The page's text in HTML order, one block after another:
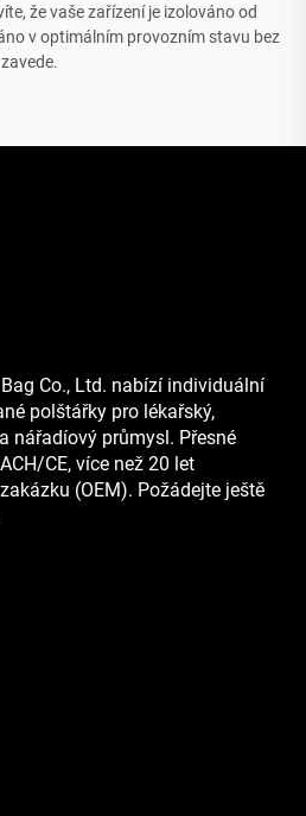
že vaše zařízení je izolováno od
v optimálním provozním stavu bez
Co., Ltd. nabízí individuální
polštářky pro lékařský,
nářadíový průmysl. Přesné
CE, více než 20 let
(OEM). Požádejte ještě